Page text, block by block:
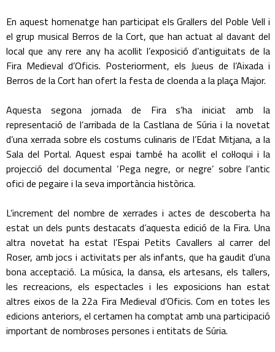
En aquest homenatge han participat els Grallers del Poble Vell i
el grup musical Berros de la Cort, que han actuat al davant del
local que any rere any ha acollit l’exposició d’antiguitats de la
Fira Medieval d’Oficis. Posteriorment, els Jueus de l’Aixada i
Berros de la Cort han ofert la festa de cloenda a la plaça Major.
Aquesta segona jornada de Fira s’ha iniciat amb la
representació de l’arribada de la Castlana de Súria i la novetat
d’una xerrada sobre els costums culinaris de l’Edat Mitjana, a la
Sala del Portal. Aquest espai també ha acollit el col·loqui i la
projecció del documental ‘Pega negre, or negre’ sobre l’antic
ofici de pegaire i la seva importància històrica.
L’increment del nombre de xerrades i actes de descoberta ha
estat un dels punts destacats d’aquesta edició de la Fira. Una
altra novetat ha estat l’Espai Petits Cavallers al carrer del
Roser, amb jocs i activitats per als infants, que ha gaudit d’una
bona acceptació. La música, la dansa, els artesans, els tallers,
les recreacions, els espectacles i les exposicions han estat
altres eixos de la 22a Fira Medieval d’Oficis. Com en totes les
edicions anteriors, el certamen ha comptat amb una participació
important de nombroses persones i entitats de Súria.